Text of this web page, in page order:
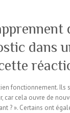
dans
fonctionnement. Ils
car cela ouvre de
? ». Certains ont